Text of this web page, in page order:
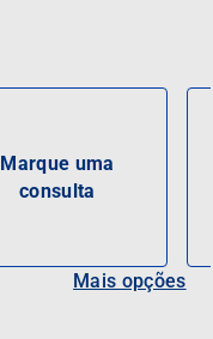
Marque uma
consulta
Mais opções